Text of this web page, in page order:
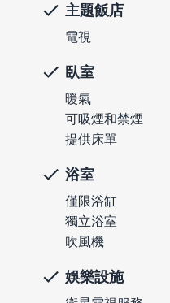
主題飯店
電視
臥室
暖氣
可吸煙和禁煙
提供床單
浴室
僅限浴缸
獨立浴室
吹風機
娛樂設施